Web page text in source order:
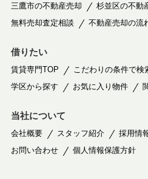
三鷹市の不動産売却
杉並区の不動
無料売却査定相談
不動産売却の流
借りたい
賃貸専門TOP こだわりの条件で検
学区から探す
お気に入り物件
当社について
会社概要 スタッフ紹介 採用情
お問い合わせ
個人情報保護方針